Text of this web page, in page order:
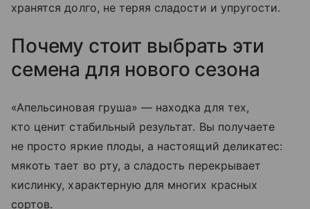
хранятся долго, не теряя сладости и упругости.
Почему стоит выбрать эти
семена для нового сезона
«Апельсиновая груша» — находка для тех,
кто ценит стабильный результат. Вы получаете
не просто яркие плоды, а настоящий деликатес:
мякоть тает во рту, а сладость перекрывает
кислинку, характерную для многих красных
сортов.